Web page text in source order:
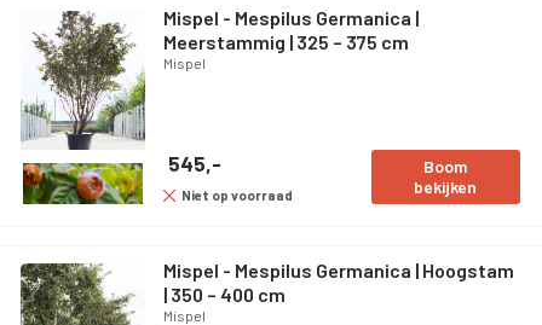
Mispel - Mespilus Germanica |
Meerstammig | 325 – 375 cm
Mispel
545,-
Niet op voorraad
Boom
bekijken
Mispel - Mespilus Germanica | Hoogstam
| 350 – 400 cm
Mispel